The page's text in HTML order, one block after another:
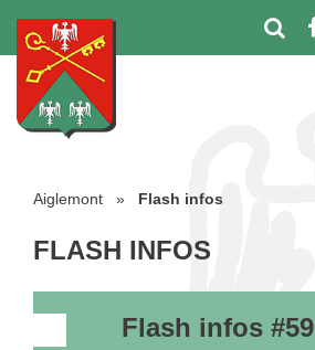
Aiglemont » Flash infos
FLASH INFOS
Flash infos #59